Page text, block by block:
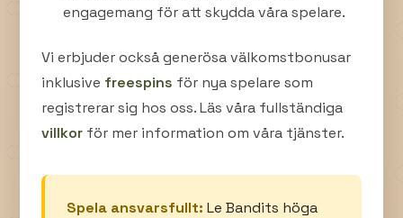
engagemang för att skydda våra spelare.
Vi erbjuder också generösa välkomstbonusar
inklusive freespins för nya spelare som
registrerar sig hos oss. Läs våra fullständiga
villkor för mer information om våra tjänster.
Spela ansvarsfullt: Le Bandits höga